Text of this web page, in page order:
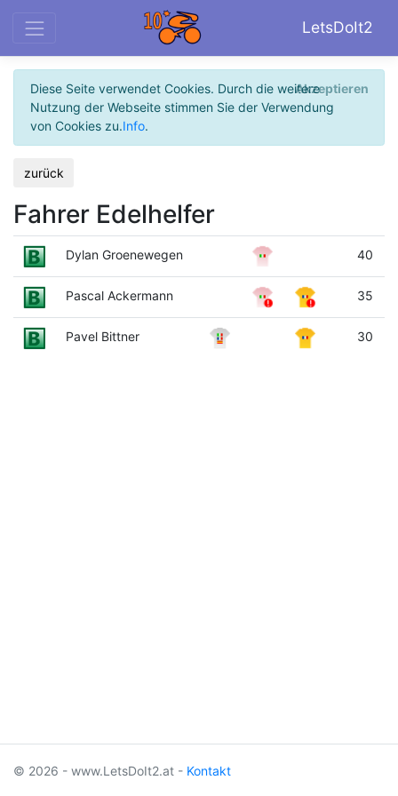
LetsDoIt2
Diese Seite verwendet Cookies. Durch die weitere
Nutzung der Webseite stimmen Sie der Verwendung
von Cookies zu.Info.
Akzeptieren
zurück
Fahrer Edelhelfer
Dylan Groenewegen 40
Pascal Ackermann 35
Pavel Bittner 30
© 2026 - www.LetsDoIt2.at - Kontakt